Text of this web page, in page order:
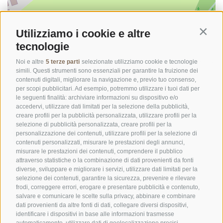
Utilizziamo i cookie e altre
tecnologie
Noi e altre 5 terze parti selezionate utilizziamo cookie e tecnologie
simili. Questi strumenti sono essenziali per garantire la fruizione dei
contenuti digitali, migliorare la navigazione e, previo tuo consenso,
per scopi pubblicitari. Ad esempio, potremmo utilizzare i tuoi dati per
le seguenti finalità: archiviare informazioni su dispositivo e/o
accedervi, utilizzare dati limitati per la selezione della pubblicità,
creare profili per la pubblicità personalizzata, utilizzare profili per la
selezione di pubblicità personalizzata, creare profili per la
personalizzazione dei contenuti, utilizzare profili per la selezione di
contenuti personalizzati, misurare le prestazioni degli annunci,
misurare le prestazioni dei contenuti, comprendere il pubblico
attraverso statistiche o la combinazione di dati provenienti da fonti
diverse, sviluppare e migliorare i servizi, utilizzare dati limitati per la
selezione dei contenuti, garantire la sicurezza, prevenire e rilevare
frodi, correggere errori, erogare e presentare pubblicità e contenuto,
salvare e comunicare le scelte sulla privacy, abbinare e combinare
dati provenienti da altre fonti di dati, collegare diversi dispositivi,
identificare i dispositivi in base alle informazioni trasmesse
© OpenStreetMapcontributors
UFFICIO PER IL PARCO NAZIONALE DELLO STELVIO
SOCIAL MEDIA POLICY | CREDITS | MAPPA DEL SITO | COOKIE POLICY | PRIVACY
Preferenze Cookies